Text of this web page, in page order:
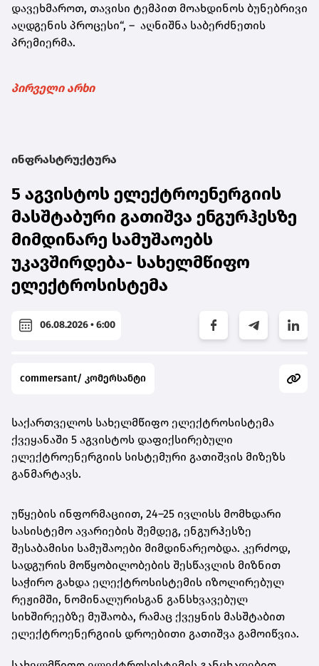
დავეხმაროთ, თავისი ტემპით მოახდინოს ბუნებრივი
აღდგენის პროცესი“, – აღნიშნა საბერძნეთის
პრემიერმა.
პირველი არხი
ინფრასტრუქტურა
5 აგვისტოს ელექტროენერგიის
მასშტაბური გათიშვა ენგურჰესზე
მიმდინარე სამუშაოებს
უკავშირდება- სახელმწიფო
ელექტროსისტემა
06.08.2026 • 6:00
commersant/ კომერსანტი
საქართველოს სახელმწიფო ელექტროსისტემა
ქვეყანაში 5 აგვისტოს დაფიქსირებული
ელექტროენერგიის სისტემური გათიშვის მიზეზს
განმარტავს.
უწყების ინფორმაციით, 24–25 ივლისს მომხდარი
სასისტემო ავარიების შემდეგ, ენგურჰესზე
შესაბამისი სამუშაოები მიმდინარეობდა. კერძოდ,
სადგურის მოწყობილობების შესწავლის მიზნით
საჭირო გახდა ელექტროსისტემის იზოლირებულ
რეჟიმში, ნომინალურისგან განსხვავებულ
სიხშირეებზე მუშაობა, რამაც ქვეყნის მასშტაბით
ელექტროენერგიის დროებითი გათიშვა გამოიწვია.